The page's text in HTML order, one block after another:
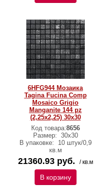
6HFG944 Мозаика
Tagina Fucina Comp
Mosaico Grigio
Manganite 144 pz
(2,25x2,25) 30x30
Код товара:8656
Размер: 30x30
В упаковке:
10 штук/0,9
кв.м
21360.93 руб. / кв.м
В корзину